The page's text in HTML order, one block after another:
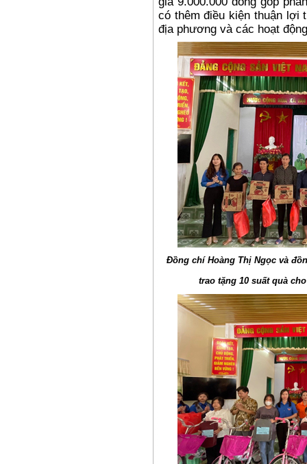
có thêm điều kiện thuận lợi
địa phương và các hoạt
Đồng chí Hoàng Thị Ngọc và
trao tặng 10 suất quà